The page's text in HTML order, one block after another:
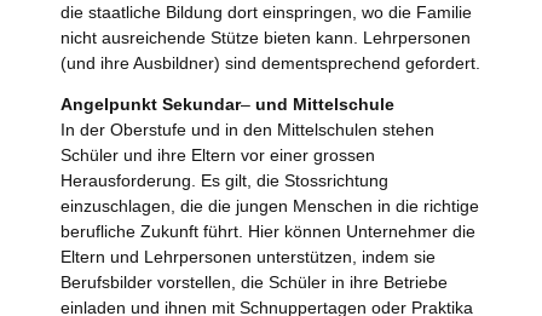
die staatliche Bildung dort einspringen, wo die Familie
nicht ausreichende Stütze bieten kann. Lehrpersonen
(und ihre Ausbildner) sind dementsprechend gefordert.
Angelpunkt Sekundar– und Mittelschule
In der Oberstufe und in den Mittelschulen stehen
Schüler und ihre Eltern vor einer grossen
Herausforderung. Es gilt, die Stossrichtung
einzuschlagen, die die jungen Menschen in die richtige
berufliche Zukunft führt. Hier können Unternehmer die
Eltern und Lehrpersonen unterstützen, indem sie
Berufsbilder vorstellen, die Schüler in ihre Betriebe
einladen und ihnen mit Schnuppertagen oder Praktika